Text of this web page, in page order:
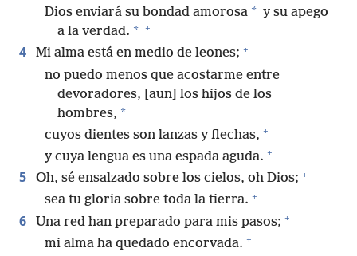
Dios enviará su bondad amorosa * y su apego
a la verdad. * +
4 Mi alma está en medio de leones; +
no puedo menos que acostarme entre
devoradores, [aun] los hijos de los
hombres, *
cuyos dientes son lanzas y flechas, +
y cuya lengua es una espada aguda. +
5 Oh, sé ensalzado sobre los cielos, oh Dios; +
sea tu gloria sobre toda la tierra. +
6 Una red han preparado para mis pasos; +
mi alma ha quedado encorvada. +